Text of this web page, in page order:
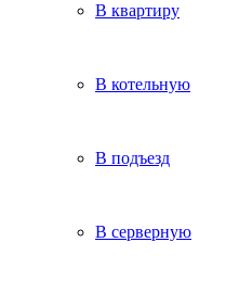
В квартиру
В котельную
В подъезд
В серверную